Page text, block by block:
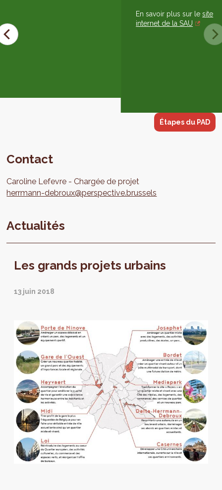
En savoir plus sur lesite
internet de la SAU
Étapes du PAD
Contact
Caroline Lefevre
Chargée de projet
herrmann-debroux@perspective.brussels
Actualités
Les grands projets urbains
13 juin 2018